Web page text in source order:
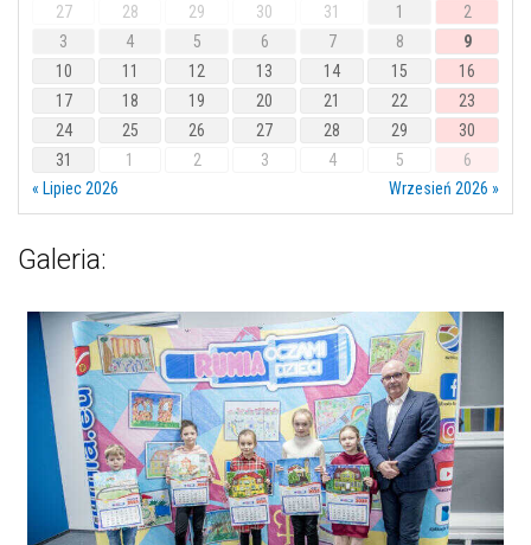
27
28 29 30 31 1
2
3
4 5 6 7 8
9
10
11 12 13 14 15
16
17
18 19 20 21 22
23
24
25 26 27 28 29
30
31
1 2 3 4 5
6
« Lipiec 2026
Wrzesień 2026 »
Galeria: